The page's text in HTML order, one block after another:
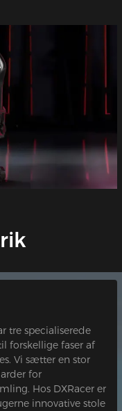
tre specialiserede
forskellige faser af
Vi sætter en stor
for
Hos DXRacer er
innovative stole